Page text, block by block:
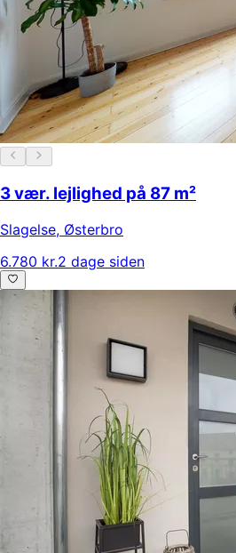
3 vær. lejlighed på 87 m²
Slagelse, Østerbro
6.780 kr.2 dage siden